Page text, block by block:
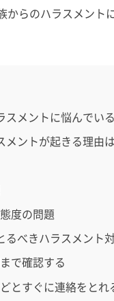
からのハラスメン
メントに悩んでい
ントが起きる理由
度の問題
べきハラスメント
で確認する
とすぐに連絡をとれ